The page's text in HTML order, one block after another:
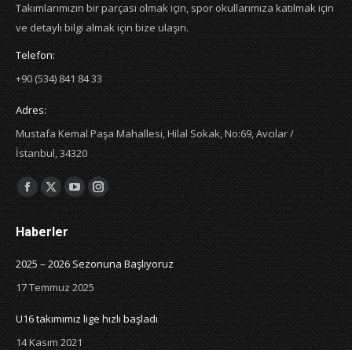
Takımlarımızın bir parçası olmak için, spor okullarımıza katılmak için
ve detaylı bilgi almak için bize ulaşın.
Telefon:
+90 (534) 841 84 33
Adres:
Mustafa Kemal Paşa Mahallesi, Hilal Sokak, No:69, Avcılar /
İstanbul, 34320
Bizi şurada bulabilirsiniz:
Facebook
page
opens
in
new
window
X
page
opens
in
new
window
YouTube
page
opens
in
new
window
Instagram
page
opens
in
new
window
Haberler
2025 – 2026 Sezonuna Başlıyoruz
17 Temmuz 2025
U16 takımımız lige hızlı başladı
14 Kasım 2021